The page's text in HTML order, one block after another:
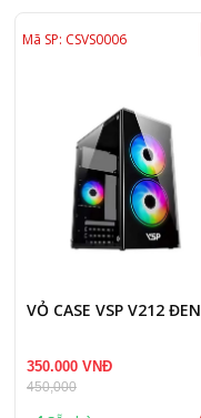
Mã SP: CSVS0006
VỎ CASE VSP V212 ĐEN
350.000 VNĐ
450,000